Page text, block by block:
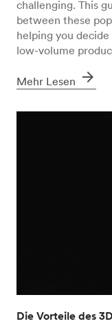
challenging. This
between these
helping you
low-volume
Mehr Lesen arrow_forward
Die Vorteile des